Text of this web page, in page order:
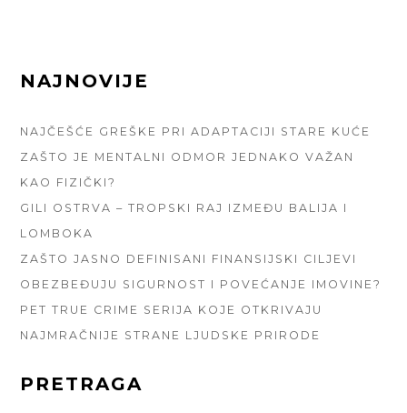
FOOTER
NAJNOVIJE
NAJČEŠĆE GREŠKE PRI ADAPTACIJI STARE KUĆE
ZAŠTO JE MENTALNI ODMOR JEDNAKO VAŽAN
KAO FIZIČKI?
GILI OSTRVA – TROPSKI RAJ IZMEĐU BALIJA I
LOMBOKA
ZAŠTO JASNO DEFINISANI FINANSIJSKI CILJEVI
OBEZBEĐUJU SIGURNOST I POVEĆANJE IMOVINE?
PET TRUE CRIME SERIJA KOJE OTKRIVAJU
NAJMRAČNIJE STRANE LJUDSKE PRIRODE
PRETRAGA